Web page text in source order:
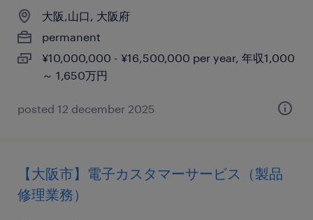
大阪,山口, 大阪府
permanent
¥10,000,000 - ¥16,500,000 per year, 年収1,000
～ 1,650万円
posted 12 december 2025
【大阪市】電子カスタマーサービス（製品
修理業務）